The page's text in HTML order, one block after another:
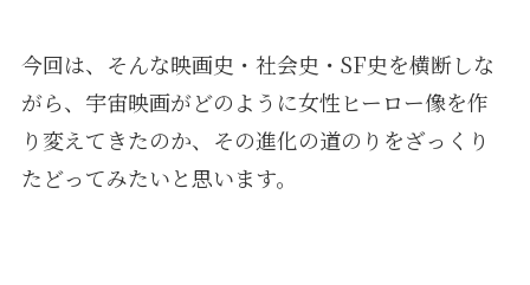
今回は、そんな映画史・社会史・SF史を横断しな
がら、宇宙映画がどのように女性ヒーロー像を作
り変えてきたのか、その進化の道のりをざっくり
たどってみたいと思います。